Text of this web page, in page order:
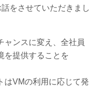
をさせていただきまし
ャンスに変え、全社員
を提供することを
はVMの利用に応じて発